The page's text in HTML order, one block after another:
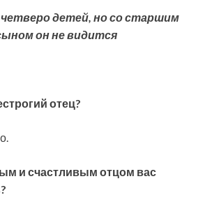
четверо детей, но со старшим
он не видится
отец?
и счастливым отцом вас